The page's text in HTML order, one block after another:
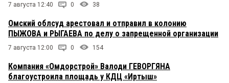
7 августа 12:40 0 38
Омский облсуд арестовал и отправил в колонию
ПЫЖОВА и РЫГАЕВА по делу о запрещенной организации
7 августа 12:00 0 154
Компания «Омдорстрой» Валоди ГЕВОРГЯНА
благоустроила площадь у КДЦ «Иртыш»